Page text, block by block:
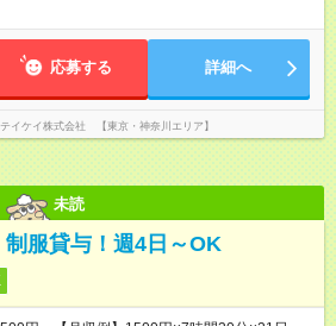
応募する 詳細へ
テイケイ株式会社 【東京・神奈川エリア】
未読
服貸与！週4日～OK